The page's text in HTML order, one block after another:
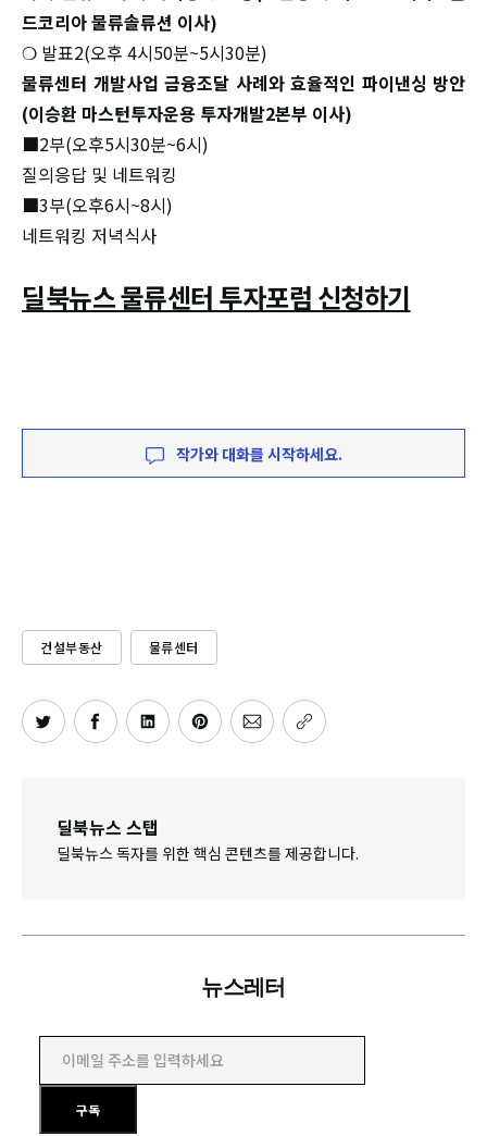
드코리아 물류솔류션 이사)
❍ 발표2(오후 4시50분~5시30분)
물류센터 개발사업 금융조달 사례와 효율적인 파이낸싱 방안
(이승환 마스턴투자운용 투자개발2본부 이사)
■2부(오후5시30분~6시)
질의응답 및 네트워킹
■3부(오후6시~8시)
네트워킹 저녁식사
딜북뉴스 물류센터 투자포럼 신청하기
작가와 대화를 시작하세요.
건설부동산 물류센터
딜북뉴스 스탭
딜북뉴스 독자를 위한 핵심 콘텐츠를 제공합니다.
뉴스레터
이메일 주소를 입력하세요
구독